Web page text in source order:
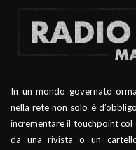
In un mondo governato
nella rete non solo è
incrementare il touchpoint
da una rivista o un